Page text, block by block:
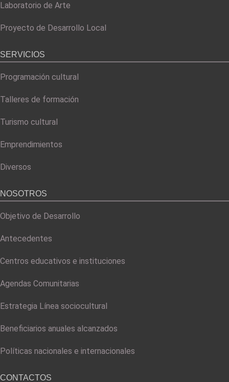
Laboratorio de Arte
Proyecto de Desarrollo Local
SERVICIOS
Programación cultural
Talleres de formación
Turismo cultural
Emprendimientos
Diversos
NOSOTROS
Objetivo de Desarrollo
Antecedentes
Centros educativos e instituciones
Agendas Comunitarias
Estrategia Línea sociocultural
Beneficiarios anuales alcanzados
Políticas nacionales e internacionales
CONTACTOS